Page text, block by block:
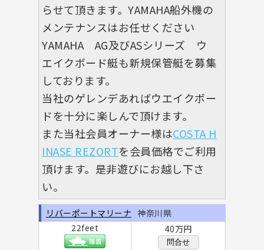
らせて頂きます。YAMAHA船外機の
メンテナンスはお任せください
YAMAHA AG及びASシリーズ ウ
エイクボード艇も新規保管艇を募集
しております。
当社のゲレンデあればウエイクボー
ドを十分に楽しんで頂けます。
また当社会員オーナー様はCOSTA H
INASE REZORTを会員価格でご利用
頂けます。是非遊びにお越し下さ
い。
22feet 40万円
問合せ
リバーポートマリーナ 神奈川県